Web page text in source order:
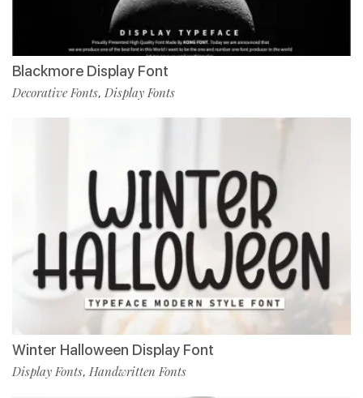
Blackmore Display Font
Decorative Fonts, Display Fonts
Winter Halloween Display Font
Display Fonts, Handwritten Fonts